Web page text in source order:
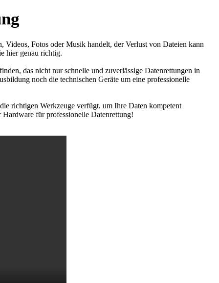
Videos, Fotos oder Musik handelt, der Verlust von Dateien kann
hier genau richtig.
das nicht nur schnelle und zuverlässige Datenrettungen in
noch die technischen Geräte um eine professionelle
richtigen Werkzeuge verfügt, um Ihre Daten kompetent
für professionelle Datenrettung!